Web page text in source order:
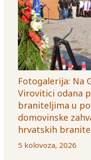
Fotogalerija: Na
Virovitici odana
braniteljima u
domovinske
hrvatskih
5 kolovoza, 2026